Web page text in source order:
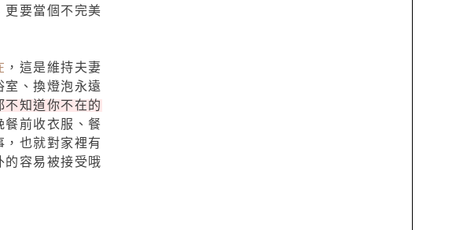
更要當個不完美
，這是維持夫妻
室、換燈泡永遠
不知道你不在的
前收衣服、餐
，也就對家裡有
的容易被接受哦